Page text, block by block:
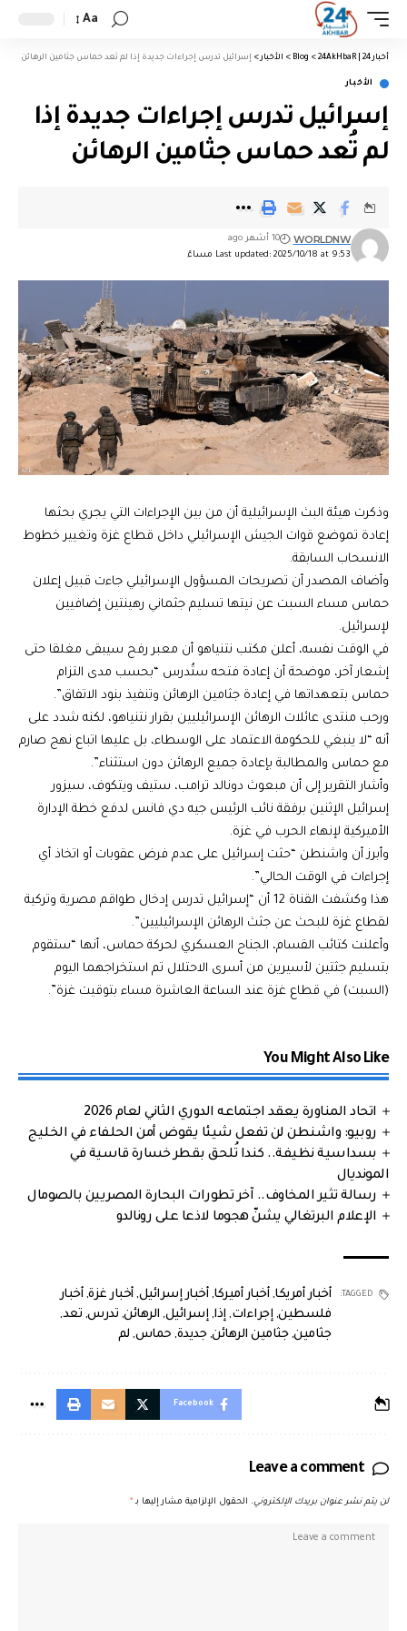
Aa
أخبار 24 | 24AkHbaR >
Blog
> الأخبار > إسرائيل تدرس إجراءات جديدة إذا لم تُعد حماس جثامين الرهائن
الأخبار
إسرائيل تدرس إجراءات جديدة إذا
لم تُعد حماس جثامين الرهائن
Last updated: 2025/10/18 at 9:53 مساءً
WORLDNW 10 أشهر ago
وذكرت هيئة البث الإسرائيلية أن من بين الإجراءات التي يجري بحثها
إعادة تموضع قوات الجيش الإسرائيلي داخل قطاع غزة وتغيير خطوط
الانسحاب السابقة.
وأضاف المصدر أن تصريحات المسؤول الإسرائيلي جاءت قبيل إعلان
حماس مساء السبت عن نيتها تسليم جثماني رهينتين إضافيين
لإسرائيل.
في الوقت نفسه، أعلن مكتب نتنياهو أن معبر رفح سيبقى مغلقا حتى
إشعار آخر، موضحة أن إعادة فتحه ستُدرس “بحسب مدى التزام
حماس بتعهداتها في إعادة جثامين الرهائن وتنفيذ بنود الاتفاق”.
ورحب منتدى عائلات الرهائن الإسرائيليين بقرار نتنياهو، لكنه شدد على
أنه “لا ينبغي للحكومة الاعتماد على الوسطاء، بل عليها اتباع نهج صارم
مع حماس والمطالبة بإعادة جميع الرهائن دون استثناء”.
وأشار التقرير إلى أن مبعوث دونالد ترامب، ستيف ويتكوف، سيزور
إسرائيل الإثنين برفقة نائب الرئيس جيه دي فانس لدفع خطة الإدارة
الأميركية لإنهاء الحرب في غزة.
وأبرز أن واشنطن “حثت إسرائيل على عدم فرض عقوبات أو اتخاذ أي
إجراءات في الوقت الحالي”.
هذا وكشفت القناة 12 أن “إسرائيل تدرس إدخال طواقم مصرية وتركية
لقطاع غزة للبحث عن جثث الرهائن الإسرائيليين”.
وأعلنت كتائب القسام، الجناح العسكري لحركة حماس، أنها “ستقوم
بتسليم جثتين لأسيرين من أسرى الاحتلال تم استخراجهما اليوم
(السبت) في قطاع غزة عند الساعة العاشرة مساء بتوقيت غزة”.
You Might Also Like
اتحاد المناورة يعقد اجتماعه الدوري الثاني لعام 2026
روبيو: واشنطن لن تفعل شيئا يقوض أمن الحلفاء في الخليج
بسداسية نظيفة.. كندا تُلحق بقطر خسارة قاسية في
المونديال
رسالة تثير المخاوف.. آخر تطورات البحارة المصريين بالصومال
الإعلام البرتغالي يشنّ هجوما لاذعا على رونالدو
TAGGED: أخبار أمريكا, أخبار أميركا, أخبار إسرائيل, أخبار غزة, أخبار
فلسطين, إجراءات, إذا, إسرائيل, الرهائن, تدرس, تعد,
جثامين,جثامين الرهائن,جديدة, حماس, لم
Facebook
Leave a comment
لن يتم نشر عنوان بريدك الإلكتروني. الحقول الإلزامية مشار إليها بـ *